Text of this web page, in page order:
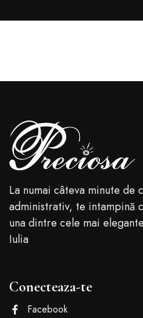
La numai câteva minute de
administrativ, te intampină
una dintre cele mai
Iulia
Conecteaza-te
Facebook